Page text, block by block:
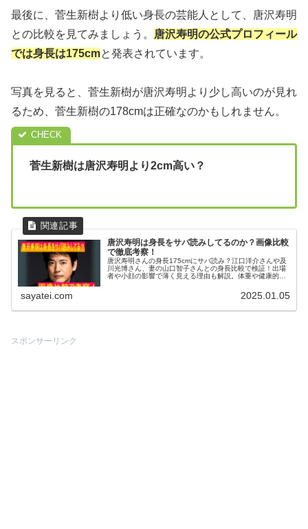
最後に、菅生新樹より低い身長の芸能人として、唐沢寿明
との比較を見てみましょう。
唐沢寿明の公式プロフィール
では身長は175cmと発表されています。
写真を見ると、菅生新樹が唐沢寿明より少し高いのが見れ
るため、菅生新樹の178cmは正確なのかもしれません。
菅生新樹は唐沢寿明より2cm高い？
唐沢寿明は身長をサバ読みしてるのか？画像比較
で徹底考察！
唐沢寿明さんの身長175cmにサバ読み？江口洋介さんや及
川光博さん、妻の山口智子さんとの身長比較で検証！出場
者や小顔の影響で薄く見える理由も解説。体重や健康的な
sayatei.com 2025.01.05
スポンサーリンク